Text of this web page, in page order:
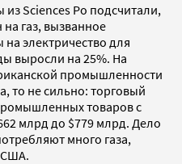
Sciences Po подсчитали,
газ, вызванное
электричество для
выросли на 25%. На
промышленности
то не сильно: торговый
товаров с
млрд до $779 млрд. Дело
много газа,
США.